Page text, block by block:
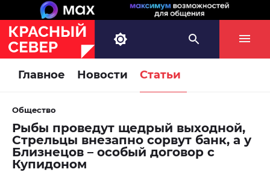
Главное Новости Статьи
Общество
Рыбы проведут щедрый выходной,
Стрельцы внезапно сорвут банк, а у
Близнецов – особый договор с
Купидоном